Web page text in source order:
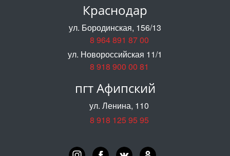
Краснодар
ул. Бородинская, 156/13
8 964 891 87 00
ул. Новороссийская 11/1
8 918 900 00 81
пгт Афипский
ул. Ленина, 110
8 918 125 95 95